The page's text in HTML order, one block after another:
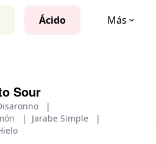
Ácido Más
Sour
|
| Jarabe Simple
|